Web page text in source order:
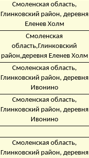
Смоленская область,
Глинковский район, деревня
Еленев Холм
Смоленская
область,Глинковский
район,деревня Еленев Холм
Смоленская область,
Глинковский район, деревня
Ивонино
Смоленская область,
Глинковский район, деревня
Ивонино
Смоленская область,
Глинковский район, деревня